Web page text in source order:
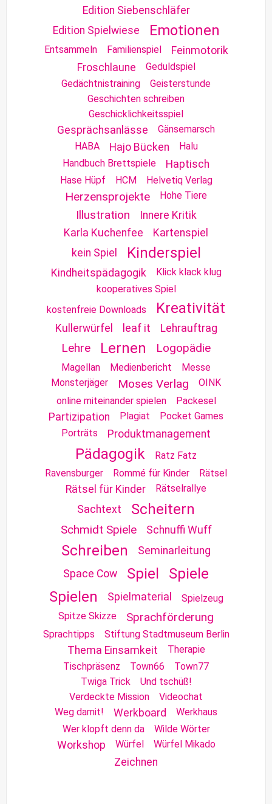
Edition Siebenschläfer
Edition Spielwiese
Emotionen
Entsammeln Familienspiel
Feinmotorik
Froschlaune
Geduldspiel
Gedächtnistraining
Geisterstunde
Geschichten schreiben
Geschicklichkeitsspiel
Gesprächsanlässe
Gänsemarsch
HABA
Hajo Bücken
Halu
Handbuch Brettspiele
Haptisch
Hase Hüpf HCM Helvetiq Verlag
Herzensprojekte Hohe Tiere
Illustration
Innere Kritik
Karla Kuchenfee
Kartenspiel
kein Spiel
Kinderspiel
Kindheitspädagogik
Klick klack klug
kooperatives Spiel
kostenfreie Downloads
Kreativität
Kullerwürfel leaf it Lehrauftrag
Lehre Lernen Logopädie
Magellan Medienbericht
Messe
Monsterjäger
Moses Verlag
OINK
online miteinander spielen
Packesel
Partizipation Plagiat
Pocket Games
Porträts
Produktmanagement
Pädagogik
Ratz Fatz
Ravensburger
Rommé für Kinder Rätsel
Rätsel für Kinder Rätselrallye
Sachtext Scheitern
Schmidt Spiele Schnuffi Wuff
Schreiben
Seminarleitung
Space Cow
Spiel
Spiele
Spielen
Spielmaterial
Spielzeug
Spitze Skizze
Sprachförderung
Sprachtipps Stiftung Stadtmuseum Berlin
Thema Einsamkeit
Therapie
Tischpräsenz
Town66
Town77
Twiga Trick
Und tschüß!
Verdeckte Mission
Videochat
Weg damit!
Werkboard
Werkhaus
Wer klopft denn da
Wilde Wörter
Workshop Würfel Würfel Mikado
Zeichnen